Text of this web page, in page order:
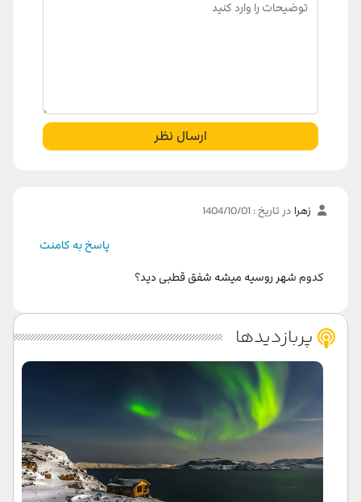
ارسال نظر
زهرا در تاریخ : 1404/10/01
پاسخ به کامنت
کدوم شهر روسیه میشه شفق قطبی دید؟
پربازدیدها